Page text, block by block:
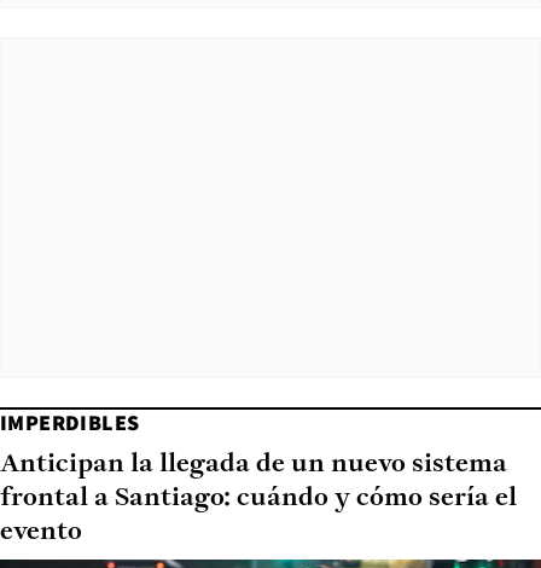
IMPERDIBLES
Anticipan la llegada de un nuevo sistema
frontal a Santiago: cuándo y cómo sería el
evento